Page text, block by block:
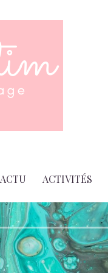
ACTU ACTIVITÉS